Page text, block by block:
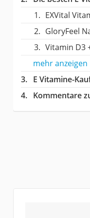
EXVital
GloryFeel
Vitamin D3
mehr anzeigen
E Vitamine-
Kommentare